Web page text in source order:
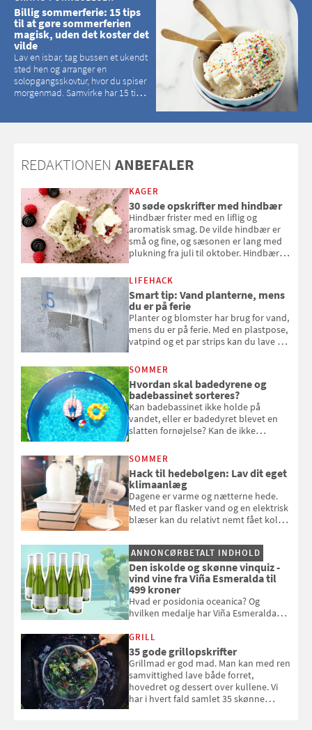
Billig sommerferie: 15 tips
til at gøre sommerferien
magisk, uden det koster det
vilde
Lav en isbar, tag bussen et ukendt
sted hen og arranger en
solopgangsskovtur, hvor du spiser
morgenmad. Samvirke har 15 tips
REDAKTIONEN ANBEFALER
KAGER
30 søde opskrifter med hindbær
Hindbær frister med en liflig og
aromatisk smag. De vilde hindbær er
små og fine, og sæsonen er lang med
plukning fra juli til oktober. Hindbær
kan bruge dine hindbær i alt fra
bagværk og salater til is og syltning.
LIFEHACK
Smart tip: Vand planterne, mens
du er på ferie
Planter og blomster har brug for vand,
mens du er på ferie. Med en plastpose,
vatpind og et par strips kan du lave dit
at bede naboen om at vande eller
komme hjem til døde planter
SOMMER
Hvordan skal badedyrene og
badebassinet sorteres?
Kan badebassinet ikke holde på
vandet, eller er badedyret blevet en
slatten fornøjelse? Kan de ikke
opmærksom, når du smider
badebassinet eller et badedyr ud
SOMMER
Hack til hedebølgen: Lav dit eget
klimaanlæg
Dagene er varme og nætterne hede.
Med et par flasker vand og en elektrisk
blæser kan du relativt nemt fået koldt
og se, hvordan du gør
ANNONCØRBETALT INDHOLD
Den iskolde og skønne vinquiz -
vind vine fra Viña Esmeralda til
499 kroner
Hvad er posidonia oceanica? Og
hvilken medalje har Viña Esmeralda
med i Samvirkes skønne vinquiz, hvor
du kan vinde 6 flasker vin fra Viña
Esmeralda. Konkurrencen slutter 1.
september 2026.
GRILL
35 gode grillopskrifter
Grillmad er god mad. Man kan med ren
samvittighed lave både forret,
hovedret og dessert over kullene. Vi
har i hvert fald samlet 35 skønne